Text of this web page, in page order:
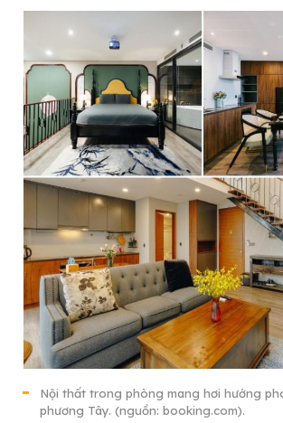
Nội thất trong phòng mang hơi hướng
phương Tây. (nguồn: booking.com).